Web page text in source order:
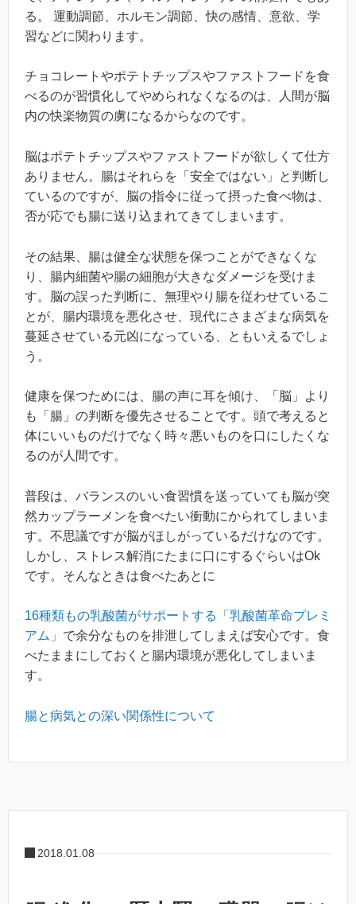
る。 運動調節、ホルモン調節、快の感情、意欲、学
習などに関わります。
チョコレートやポテトチップスやファストフードを食
べるのが習慣化してやめられなくなるのは、人間が脳
内の快楽物質の虜になるからなのです。
脳はポテトチップスやファストフードが欲しくて仕方
ありません。腸はそれらを「安全ではない」と判断し
ているのですが、脳の指令に従って摂った食べ物は、
否が応でも腸に送り込まれてきてしまいます。
その結果、腸は健全な状態を保つことができなくな
り、腸内細菌や腸の細胞が大きなダメージを受けま
す。脳の誤った判断に、無理やり腸を従わせているこ
とが、腸内環境を悪化させ、現代にさまざまな病気を
蔓延させている元凶になっている、ともいえるでしょ
う。
健康を保つためには、腸の声に耳を傾け、「脳」より
も「腸」の判断を優先させることです。頭で考えると
体にいいものだけでなく時々悪いものを口にしたくな
るのが人間です。
普段は、バランスのいい食習慣を送っていても脳が突
然カップラーメンを食べたい衝動にかられてしまいま
す。不思議ですが脳がほしがっているだけなのです。
しかし、ストレス解消にたまに口にするぐらいはOk
です。そんなときは食べたあとに
16種類もの乳酸菌がサポートする「乳酸菌革命プレミ
アム」 で余分なものを排泄してしまえば安心です。食
べたままにしておくと腸内環境が悪化してしまいま
す。
腸と病気との深い関係性について
2018.01.08